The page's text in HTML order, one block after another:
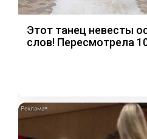
Этот танец невесты
слов! Пересмотрела